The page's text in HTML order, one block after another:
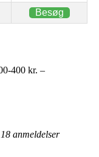
Besøg
400 kr. –
18 anmeldelser